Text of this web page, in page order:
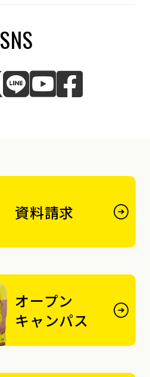
SNS
資料請求
オープン
キャンパス